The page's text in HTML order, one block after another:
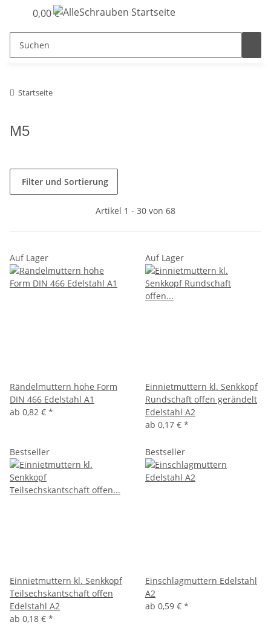
0,00 €
Startseite
M5
Filter und Sortierung
Artikel 1 - 30 von 68
Auf Lager
Rändelmuttern hohe Form
DIN 466 Edelstahl A1
ab 0,82 € *
Auf Lager
Einnietmuttern kl. Senkkopf
Rundschaft offen gerändelt
Edelstahl A2
ab 0,17 € *
Bestseller
Einnietmuttern kl. Senkkopf
Teilsechskantschaft offen
Edelstahl A2
ab 0,18 € *
Bestseller
Einschlagmuttern Edelstahl
A2
ab 0,59 € *